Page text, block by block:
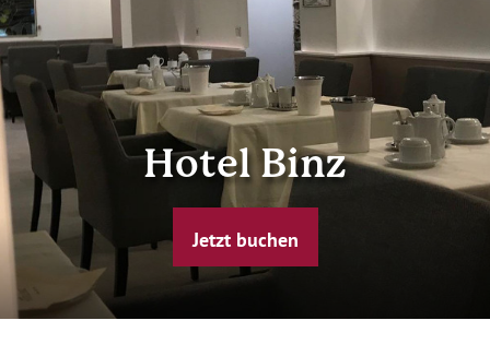
Hotel Binz
Jetzt buchen